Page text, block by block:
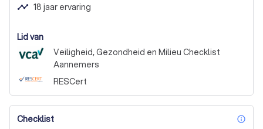
timeline 18 jaar ervaring
Lid van
Veiligheid, Gezondheid en Milieu Checklist
Aannemers
RESCert
Checklist